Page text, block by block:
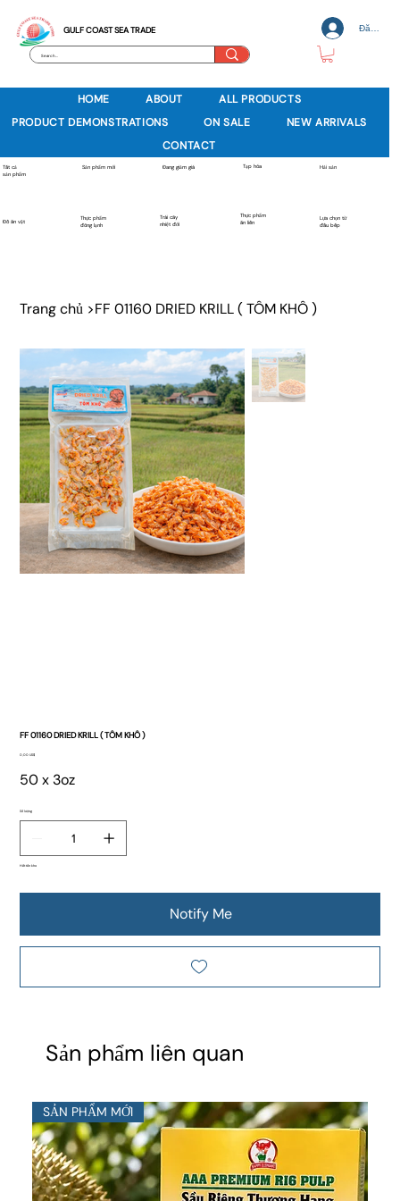
GULF COAST SEA TRADE Đăng
HOME ABOUT
ALL PRODUCTS
PRODUCT DEMONSTRATIONS
ON SALE
NEW ARRIVALS
CONTACT
Tất cả
sản phẩm
Sản phẩm mới Đang giảm giá Tạp hóa Hải sản
Đồ ăn vặt
Thực phẩm
đông lạnh
Trái cây
nhiệt đới
Thực phẩm
ăn liền
Lựa chọn từ
đầu bếp
Trang chủ >FF 01160 DRIED KRILL ( TÔM KHÔ )
FF 01160 DRIED KRILL ( TÔM KHÔ )
Giá
0,00 US$
50 x 3oz
Số lượng
Hết tồn kho
Notify Me
Sản phẩm liên quan
SẢN PHẨM MỚI